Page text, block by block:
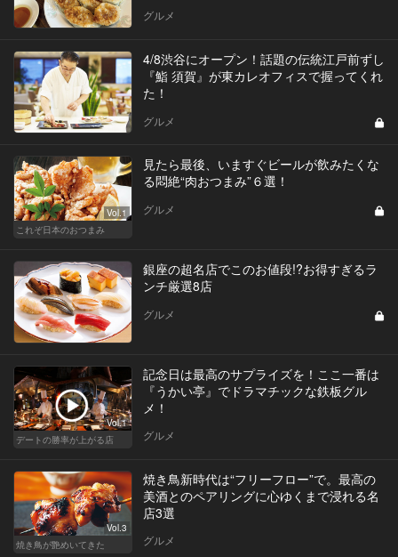
グルメ
4/8渋谷にオープン！話題の伝統江戸前ずし
『鮨 須賀』が東カレオフィスで握ってくれ
た！
グルメ
Vol.1
これぞ日本のおつまみ
見たら最後、いますぐビールが飲みたくな
る悶絶“肉おつまみ”６選！
グルメ
銀座の超名店でこのお値段!?お得すぎるラ
ンチ厳選8店
グルメ
Vol.1
デートの勝率が上がる店
記念日は最高のサプライズを！ここ一番は
『うかい亭』でドラマチックな鉄板グル
メ！
グルメ
Vol.3
焼き鳥が艶めいてきた
焼き鳥新時代は“フリーフロー”で。最高の
美酒とのペアリングに心ゆくまで浸れる名
店3選
グルメ